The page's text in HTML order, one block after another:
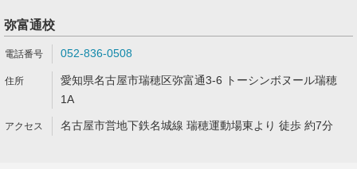
弥富通校
052-836-0508
愛知県名古屋市瑞穂区弥富通3-6 トーシンボヌール瑞穂
1A
名古屋市営地下鉄名城線 瑞穂運動場東より 徒歩 約7分